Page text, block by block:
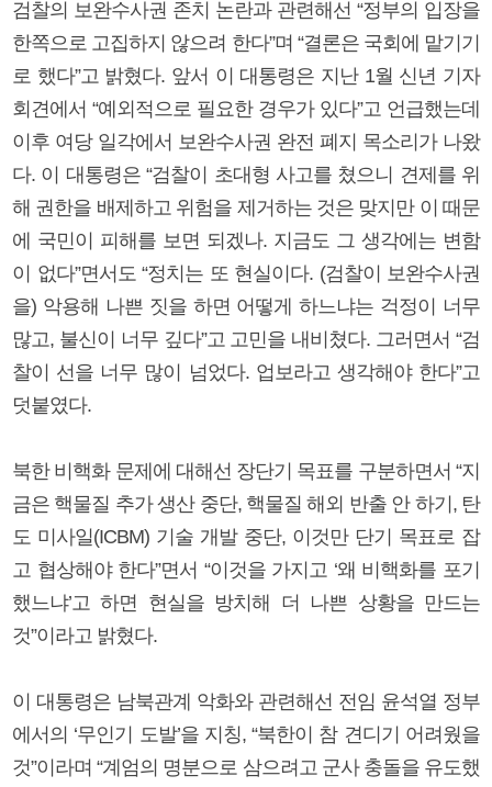
검찰의 보완수사권 존치 논란과 관련해선 “정부의 입장을
한쪽으로 고집하지 않으려 한다”며 “결론은 국회에 맡기기
로 했다”고 밝혔다. 앞서 이 대통령은 지난 1월 신년 기자
회견에서 “예외적으로 필요한 경우가 있다”고 언급했는데
이후 여당 일각에서 보완수사권 완전 폐지 목소리가 나왔
다. 이 대통령은 “검찰이 초대형 사고를 쳤으니 견제를 위
해 권한을 배제하고 위험을 제거하는 것은 맞지만 이 때문
에 국민이 피해를 보면 되겠나. 지금도 그 생각에는 변함
이 없다”면서도 “정치는 또 현실이다. (검찰이 보완수사권
을) 악용해 나쁜 짓을 하면 어떻게 하느냐는 걱정이 너무
많고, 불신이 너무 깊다”고 고민을 내비쳤다. 그러면서 “검
찰이 선을 너무 많이 넘었다. 업보라고 생각해야 한다”고
덧붙였다.
북한 비핵화 문제에 대해선 장단기 목표를 구분하면서 “지
금은 핵물질 추가 생산 중단, 핵물질 해외 반출 안 하기, 탄
도 미사일(ICBM) 기술 개발 중단, 이것만 단기 목표로 잡
고 협상해야 한다”면서 “이것을 가지고 ‘왜 비핵화를 포기
했느냐’고 하면 현실을 방치해 더 나쁜 상황을 만드는
것”이라고 밝혔다.
이 대통령은 남북관계 악화와 관련해선 전임 윤석열 정부
에서의 ‘무인기 도발’을 지칭, “북한이 참 견디기 어려웠을
것”이라며 “계엄의 명분으로 삼으려고 군사 충돌을 유도했